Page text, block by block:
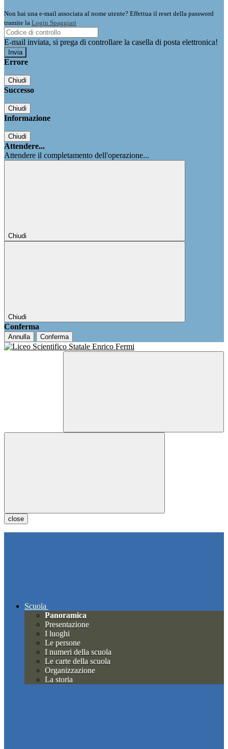
Non hai una e-mail associata al nome utente? Effettua il reset della password
tramite la Login Spaggiari
E-mail inviata, si prega di controllare la casella di posta elettronica!
Errore
Chiudi
Successo
Chiudi
Informazione
Chiudi
Attendere...
Attendere il completamento dell'operazione...
Chiudi
Chiudi
Conferma
Annulla Conferma
close
Scuola
Panoramica
Presentazione
I luoghi
Le persone
I numeri della scuola
Le carte della scuola
Organizzazione
La storia